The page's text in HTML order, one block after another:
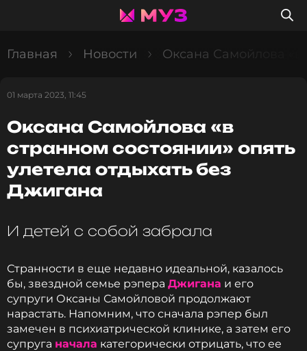
Главная Новости Оксана Самойлова «в
01 марта 2023, 11:45
Оксана Самойлова «в
странном состоянии» опять
улетела отдыхать без
Джигана
И детей с собой забрала
Странности в еще недавно идеальной, казалось
бы, звездной семье рэпера Джигана и его
супруги Оксаны Самойловой продолжают
нарастать. Напомним, что сначала рэпер был
замечен в психиатрической клинике, а затем его
супруга начала категорически отрицать, что ее